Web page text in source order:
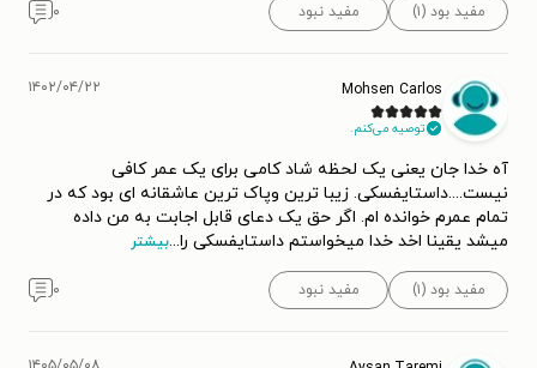
مفید بود (۱) مفید نبود ۰
Mohsen Carlos
توصیه می‌کنم.
۱۴۰۲/۰۴/۲۲
آه خدا جان یعنی یک لحظه شاد کامی برای یک عمر کافی
نیست....داستایفسکی. زیبا ترین وپاک ترین عاشقانه ای بود که در
تمام عمرم خوانده ام. اگر حق یک دعای قابل اجابت به من داده
میشد یقینا اخد خدا میخواستم داستایفسکی را...بیشتر
مفید بود (۱) مفید نبود ۰